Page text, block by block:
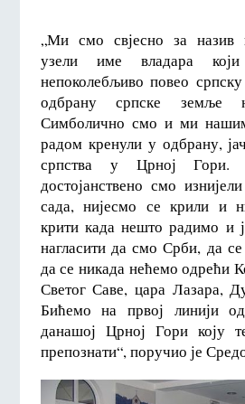
„Ми смо свјесно за назив
узели име владара
непоколебљиво повео
одбрану српске земље
Симболично смо и ми
радом кренули у одбрану,
српства у Црној Гори.
достојанствено смо
сада, нијесмо се крили и
крити када нешто радимо и
нагласити да смо Срби, да
да се никада нећемо одрећи
Светог Саве, цара Лазара,
Бићемо на првој линији
данашој Црној Гори коју
препознати“, поручио је